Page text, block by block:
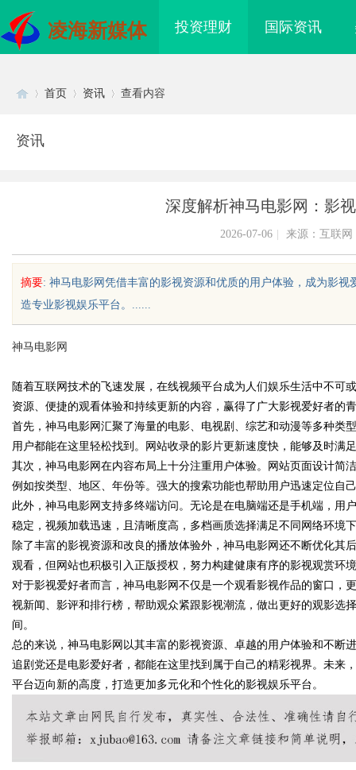
凌海新媒体 投资理财 国际资讯
uz
!
首页 资讯 查看内容
资讯
深度解析神马电影网：影
2026-07-06 来源：互联网
摘要: 神马电影网凭借丰富的影视资源和优质的用户体验，成为影
造专业影视娱乐平台。......
神马电影网
随着互联网技术的飞速发展，在线视频平台成为人们娱乐生活中不可
资源、便捷的观看体验和持续更新的内容，赢得了广大影视爱好者的
首先，神马电影网汇聚了海量的电影、电视剧、综艺和动漫等多种类
用户都能在这里轻松找到。网站收录的影片更新速度快，能够及时满
其次，神马电影网在内容布局上十分注重用户体验。网站页面设计简
例如按类型、地区、年份等。强大的搜索功能也帮助用户迅速定位自
此外，神马电影网支持多终端访问。无论是在电脑端还是手机端，用
稳定，视频加载迅速，且清晰度高，多档画质选择满足不同网络环境
除了丰富的影视资源和改良的播放体验外，神马电影网还不断优化其
观看，但网站也积极引入正版授权，努力构建健康有序的影视观赏环
对于影视爱好者而言，神马电影网不仅是一个观看影视作品的窗口，
视新闻、影评和排行榜，帮助观众紧跟影视潮流，做出更好的观影选
间。
总的来说，神马电影网以其丰富的影视资源、卓越的用户体验和不断
追剧党还是电影爱好者，都能在这里找到属于自己的精彩视界。未来
平台迈向新的高度，打造更加多元化和个性化的影视娱乐平台。
究竟藏着哪些行业秘诀？ 化